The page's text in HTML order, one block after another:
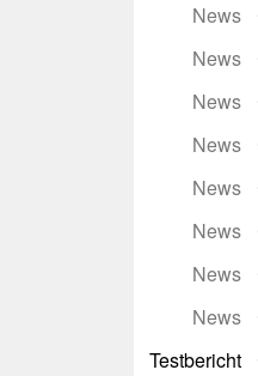
News
News
News
News
News
News
News
News
Testbericht